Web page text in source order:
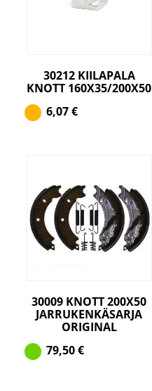
30212 KIILAPALA
KNOTT 160X35/200X50
6,07€
30009 KNOTT 200X50
JARRUKENKÄSARJA
ORIGINAL
79,50€